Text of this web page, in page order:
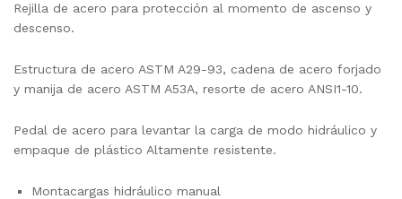
Rejilla de acero para protección al momento de ascenso y
descenso.
Estructura de acero ASTM A29-93, cadena de acero forjado
y manija de acero ASTM A53A, resorte de acero ANSI1-10.
Pedal de acero para levantar la carga de modo hidráulico y
empaque de plástico Altamente resistente.
Montacargas hidráulico manual